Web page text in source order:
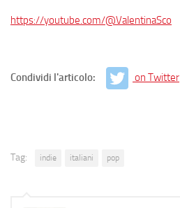
https://youtube.com/@ValentinaSco
Condividi l'articolo: on Twitter
Tag: indie italiani pop